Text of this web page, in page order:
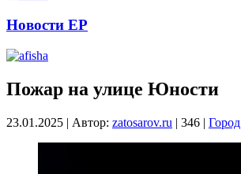
Новости ЕР
Пожар на улице Юности
23.01.2025 | Автор: zatosarov.ru | 346 | Город